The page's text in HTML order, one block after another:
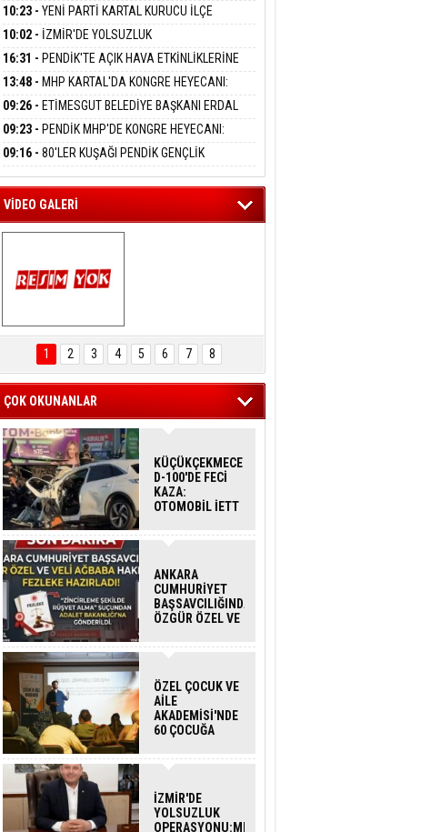
BARIŞ BAŞARSLAN
ADANMAK
Meltem Kaynas
AFFETMEYECEĞİM!
EMEKLİ AYLIĞI FARKLARI 7 AĞUSTOS'TA
HESAPLARA GEÇİYOR
10:23 - YENİ PARTİ KARTAL KURUCU İLÇE
BAŞKANI MERT POLAT OLDU
10:02 - İZMİR'DE YOLSUZLUK
OPERASYONU:MENDERES BELEDİYE BAŞKANI
İLKAY ÇİÇEK DAHİL 13 KİŞİ GÖZALTINDA
16:31 - PENDİK'TE AÇIK HAVA ETKİNLİKLERİNE
YOĞUN İLGİ:10 BİN ÇOCUK KATILIM SAĞLADI
13:48 - MHP KARTAL'DA KONGRE HEYECANI:
ERSİN UZUNKAYA'DAN ANLAMLI DAVET
09:26 - ETİMESGUT BELEDİYE BAŞKANI ERDAL
BEŞİKÇİOĞLU TUTUKLANDI
09:23 - PENDİK MHP'DE KONGRE HEYECANI:
BÜYÜK BULUŞMA 8 AĞUSTOS'TA YAPILACAK
09:16 - 80'LER KUŞAĞI PENDİK GENÇLİK
KAMPI'NDA BULUŞTU
VİDEO GALERİ
KARTAL ENGELSİZ
YAŞAM FESTİVALİ
KONSERİ
İZLEYİCİLERİ MEST
1 2 3 4 5 6 7 8
ÇOK OKUNANLAR
KÜÇÜKÇEKMECE
D-100'DE FECİ
KAZA:
OTOMOBİL İETT
ÇARPTI 3 KİŞİ
ANKARA
CUMHURİYET
BAŞSAVCILIĞINDAN
ÖZGÜR ÖZEL VE
HAKKINDA
ÖZEL ÇOCUK VE
AİLE
AKADEMİSİ'NDE
60 ÇOCUĞA
İZMİR'DE
YOLSUZLUK
OPERASYONU:MENDERES